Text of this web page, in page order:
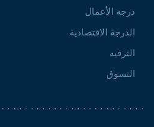
درجة الأعمال
الدرجة الاقتصادية
الترفيه
التسوق